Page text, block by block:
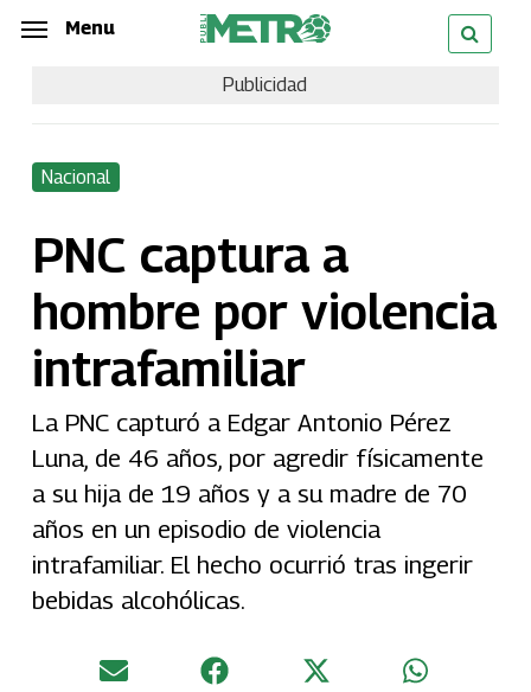
Skip
content
Menu
Publicidad
Nacional
PNC captura a
hombre por violencia
intrafamiliar
La PNC capturó a Edgar Antonio Pérez
Luna, de 46 años, por agredir físicamente
a su hija de 19 años y a su madre de 70
años en un episodio de violencia
intrafamiliar. El hecho ocurrió tras ingerir
bebidas alcohólicas.
Menu